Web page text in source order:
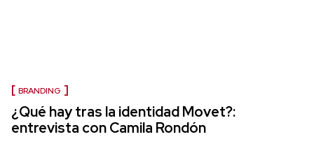
BRANDING
¿Qué hay tras la identidad Movet?:
entrevista con Camila Rondón